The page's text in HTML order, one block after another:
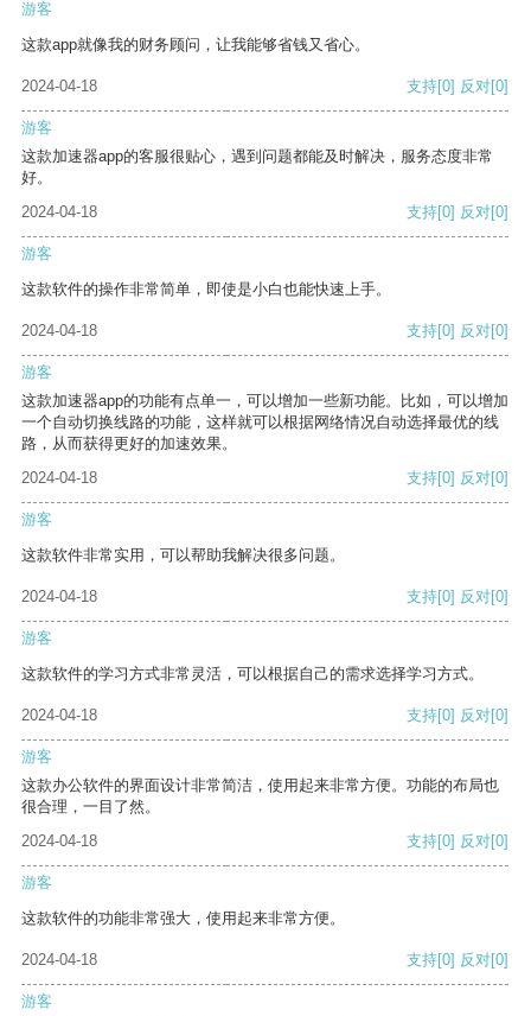
游客
这款app就像我的财务顾问，让我能够省钱又省心。
2024-04-18 支持[0] 反对[0]
游客
这款加速器app的客服很贴心，遇到问题都能及时解决，服务态度非常
好。
2024-04-18
支持[0] 反对[0]
游客
这款软件的操作非常简单，即使是小白也能快速上手。
2024-04-18 支持[0] 反对[0]
游客
这款加速器app的功能有点单一，可以增加一些新功能。比如，可以增加
一个自动切换线路的功能，这样就可以根据网络情况自动选择最优的线
路，从而获得更好的加速效果。
2024-04-18
支持[0] 反对[0]
游客
这款软件非常实用，可以帮助我解决很多问题。
2024-04-18 支持[0] 反对[0]
游客
这款软件的学习方式非常灵活，可以根据自己的需求选择学习方式。
2024-04-18 支持[0] 反对[0]
游客
这款办公软件的界面设计非常简洁，使用起来非常方便。功能的布局也
很合理，一目了然。
2024-04-18
支持[0] 反对[0]
游客
这款软件的功能非常强大，使用起来非常方便。
2024-04-18 支持[0] 反对[0]
游客